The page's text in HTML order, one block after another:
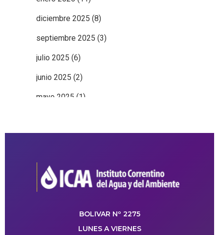
diciembre 2025 (8)
septiembre 2025 (3)
julio 2025 (6)
junio 2025 (2)
mayo 2025 (1)
BOLIVAR Nº 2275
LUNES A VIERNES